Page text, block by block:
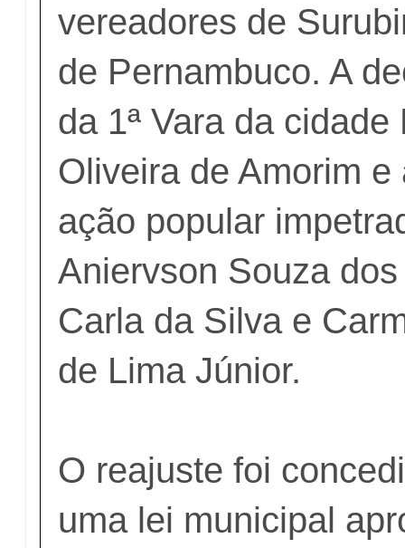
vereadores de
de Pernambuco. A
da 1ª Vara da
Oliveira de Amorim
ação popular
Aniervson Souza
Carla da Silva e
de Lima Júnior.
O reajuste foi
uma lei municipal